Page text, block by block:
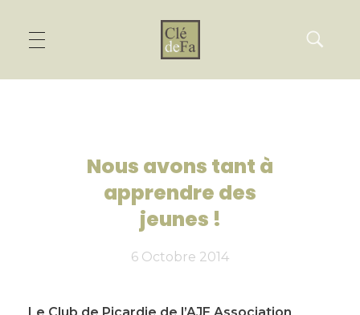
Nous avons tant à
apprendre des
jeunes !
6 Octobre 2014